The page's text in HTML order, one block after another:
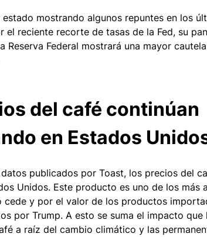
estado mostrando algunos repuntes en los
el reciente recorte de tasas de la Fed, su
Reserva Federal mostrará una mayor
del café continúan
en Estados
publicados por Toast, los precios del
Unidos. Este producto es uno de los más
cede y por el valor de los productos
por Trump. A esto se suma el impacto que
a raíz del cambio climático y las